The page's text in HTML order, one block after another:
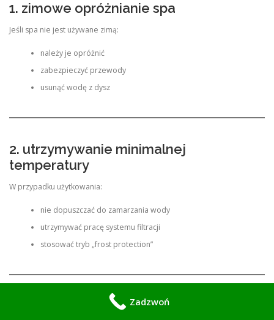
1. zimowe opróżnianie spa
Jeśli spa nie jest używane zimą:
należy je opróżnić
zabezpieczyć przewody
usunąć wodę z dysz
2. utrzymywanie minimalnej
temperatury
W przypadku użytkowania:
nie dopuszczać do zamarzania wody
utrzymywać pracę systemu filtracji
stosować tryb „frost protection”
3. regularna kontrola obudowy
Zadzwoń